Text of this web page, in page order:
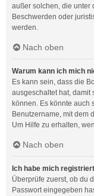
außer solchen, die unter
Beschwerden oder
werden.
Nach oben
Warum kann ich mich
Es kann sein, dass die
ausgeschaltet hat, damit
können. Es könnte auch
Benutzername, mit dem
Um Hilfe zu erhalten,
Nach oben
Ich habe mich
Überprüfe zuerst, ob du
Passwort eingegeben